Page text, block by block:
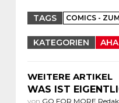
TAGS COMICS -
KATEGORIEN AHA
WEITERE ARTIKEL
WAS IST
von GO FOR MORE